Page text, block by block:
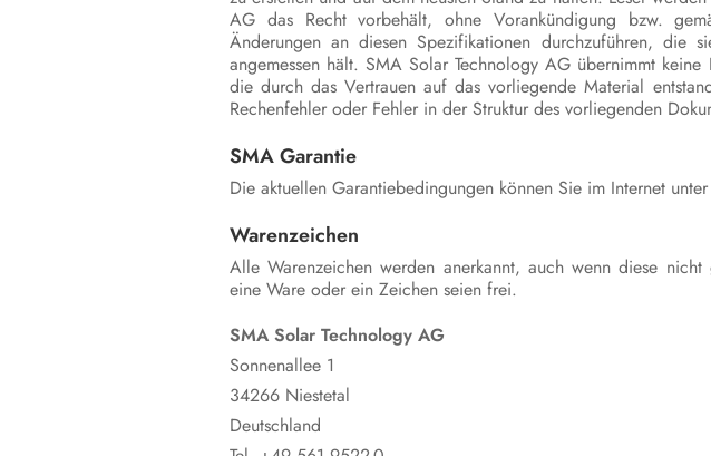
AG das Recht vorbehält, ohne Vorankündigung bzw.
Änderungen an diesen Spezifikationen durchzuführen, die
angemessen hält. SMA Solar Technology AG übernimmt
die durch das Vertrauen auf das vorliegende Material
Rechenfehler oder Fehler in der Struktur des vorliegenden
SMA Garantie
Die aktuellen Garantiebedingungen können Sie im Internet unter
Warenzeichen
Alle Warenzeichen werden anerkannt, auch wenn diese
eine Ware oder ein Zeichen seien frei.
SMA Solar Technology AG
Sonnenallee 1
34266 Niestetal
Deutschland